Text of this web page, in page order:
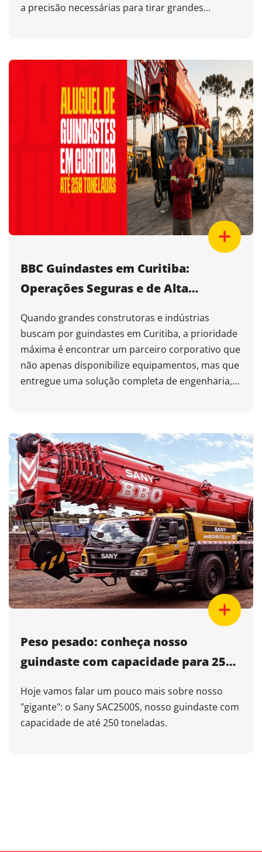
a precisão necessárias para tirar grandes
BBC Guindastes em Curitiba:
Operações Seguras e de Alta
Quando grandes construtoras e indústrias
buscam por guindastes em Curitiba, a prioridade
máxima é encontrar um parceiro corporativo que
não apenas disponibilize equipamentos, mas que
entregue uma solução completa de engenharia,
Peso pesado: conheça nosso
guindaste com capacidade para 250
Hoje vamos falar um pouco mais sobre nosso
"gigante": o Sany SAC2500S, nosso guindaste com
capacidade de até 250 toneladas.